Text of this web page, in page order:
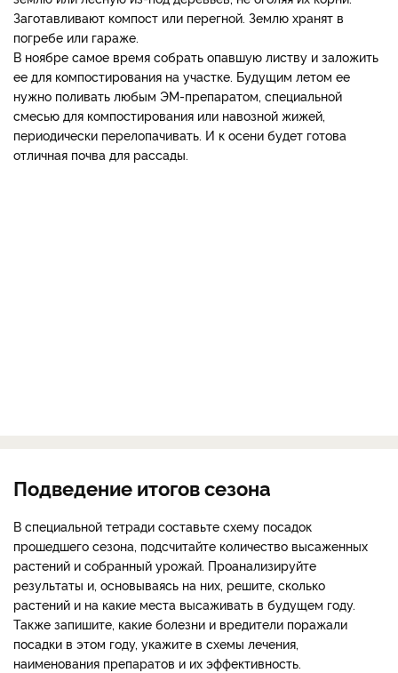
Заготавливают компост или перегной. Землю хранят в
погребе или гараже.
В ноябре самое время собрать опавшую листву и заложить
ее для компостирования на участке. Будущим летом ее
нужно поливать любым ЭМ-препаратом, специальной
смесью для компостирования или навозной жижей,
периодически перелопачивать. И к осени будет готова
отличная почва для рассады.
Подведение итогов сезона
В специальной тетради составьте схему посадок
прошедшего сезона, подсчитайте количество высаженных
растений и собранный урожай. Проанализируйте
результаты и, основываясь на них, решите, сколько
растений и на какие места высаживать в будущем году.
Также запишите, какие болезни и вредители поражали
посадки в этом году, укажите в схемы лечения,
наименования препаратов и их эффективность.